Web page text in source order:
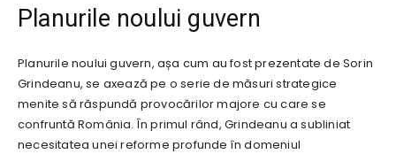
Planurile noului guvern
Planurile noului guvern, așa cum au fost prezentate de Sorin
Grindeanu, se axează pe o serie de măsuri strategice
menite să răspundă provocărilor majore cu care se
confruntă România. În primul rând, Grindeanu a subliniat
necesitatea unei reforme profunde în domeniul